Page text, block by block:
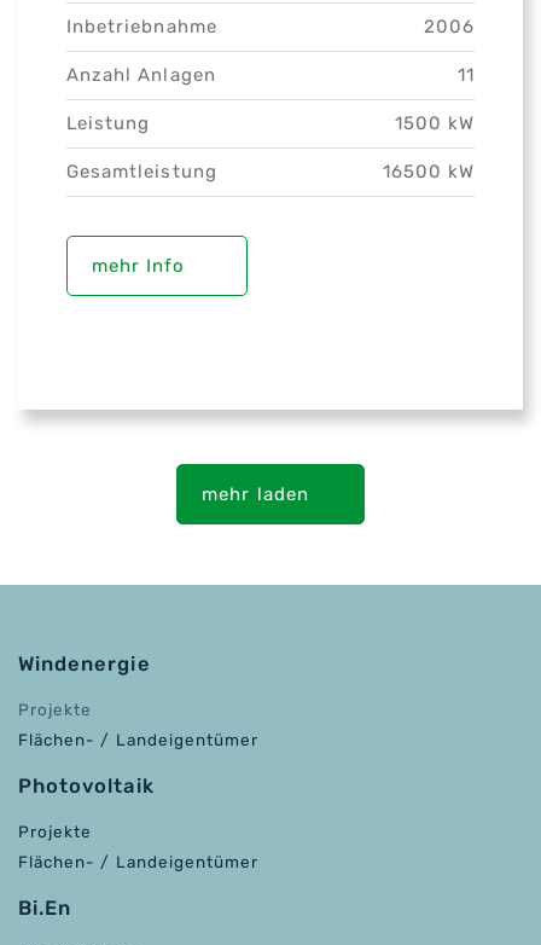
Inbetriebnahme 2006
Anzahl Anlagen 11
Leistung 1500 kW
Gesamtleistung 16500 kW
mehr Info
mehr laden
Windenergie
Projekte
Flächen- / Landeigentümer
Photovoltaik
Projekte
Flächen- / Landeigentümer
Bi.En